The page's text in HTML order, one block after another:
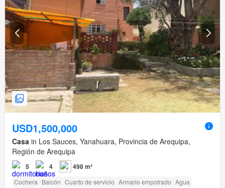
USD1,500,000
Casa in Los Sauces, Yanahuara, Provincia de Arequipa,
Región de Arequipa
5 4 498 m²
Cochera Balcón Cuarto de servicio Armario empotrado Agua